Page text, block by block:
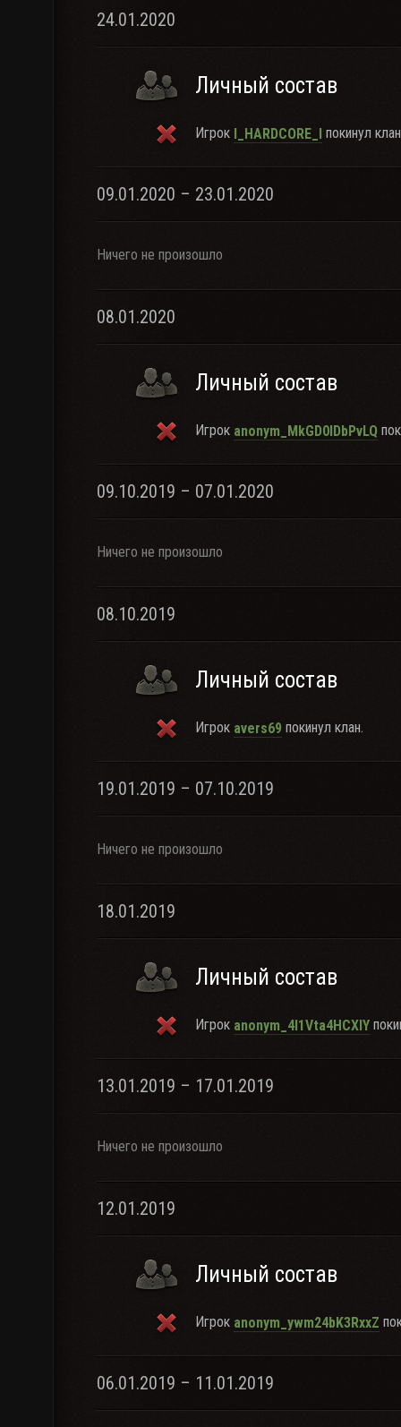
24.01.2020
Личный состав
Игрок l_HARDCORE_l покинул
09.01.2020 – 23.01.2020
Ничего не произошло
08.01.2020
Личный состав
Игрок anonym_MkGD0IDbPvLQ
09.10.2019 – 07.01.2020
Ничего не произошло
08.10.2019
Личный состав
Игрок avers69 покинул клан.
19.01.2019 – 07.10.2019
Ничего не произошло
18.01.2019
Личный состав
Игрок anonym_4I1Vta4HCXIY
13.01.2019 – 17.01.2019
Ничего не произошло
12.01.2019
Личный состав
Игрок anonym_ywm24bK3RxxZ
06.01.2019 – 11.01.2019